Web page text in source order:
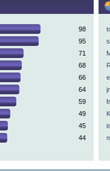
98
95
71
68
66
64
59
49
45
44